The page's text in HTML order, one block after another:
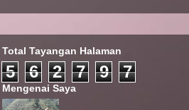
Total Tayangan Halaman
5 6 2 7 9 7
Mengenai Saya